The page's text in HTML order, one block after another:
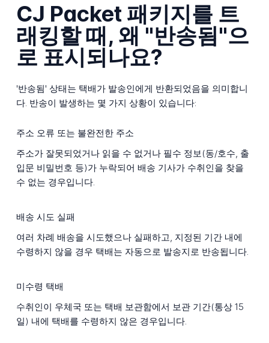
CJ Packet 패키지를 트
래킹할 때, 왜 "반송됨"으
로 표시되나요?
'반송됨' 상태는 택배가 발송인에게 반환되었음을 의미합니
다. 반송이 발생하는 몇 가지 상황이 있습니다:
주소 오류 또는 불완전한 주소
주소가 잘못되었거나 읽을 수 없거나 필수 정보(동/호수, 출
입문 비밀번호 등)가 누락되어 배송 기사가 수취인을 찾을
수 없는 경우입니다.
배송 시도 실패
여러 차례 배송을 시도했으나 실패하고, 지정된 기간 내에
수령하지 않을 경우 택배는 자동으로 발송지로 반송됩니다.
미수령 택배
수취인이 우체국 또는 택배 보관함에서 보관 기간(통상 15
일) 내에 택배를 수령하지 않은 경우입니다.